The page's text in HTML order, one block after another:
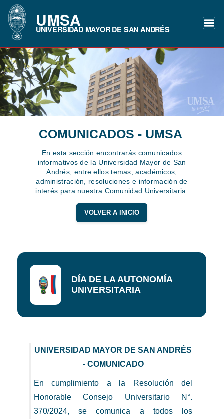
UMSA
UNIVERSIDAD MAYOR DE SAN ANDRÉS
COMUNICADOS - UMSA
En esta sección encontrarás comunicados
informativos de la Universidad Mayor de San
Andrés, entre ellos temas; académicos,
administración, resoluciones e información de
interés para nuestra Comunidad Universitaria.
VOLVER A INICIO
DÍA DE LA AUTONOMÍA
UNIVERSITARIA
UNIVERSIDAD MAYOR DE SAN ANDRÉS
- COMUNICADO
En cumplimiento a la Resolución del
Honorable Consejo Universitario N°.
370/2024, se comunica a todos los